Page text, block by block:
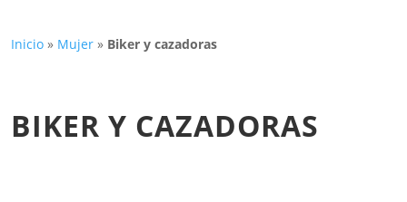
Inicio » Mujer » Biker y cazadoras
BIKER Y CAZADORAS